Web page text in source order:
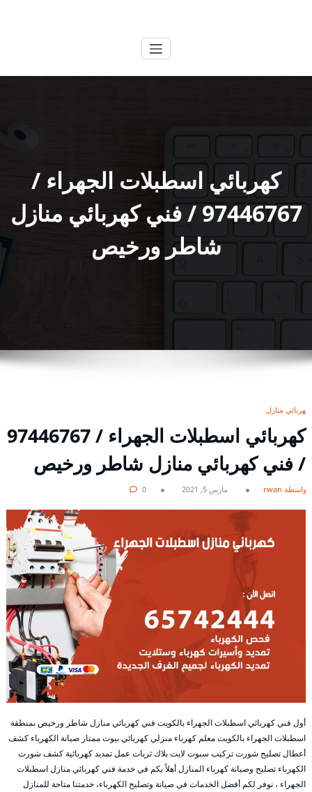
كهربائي اسطبلات الجهراء /
97446767 / فني كهربائي منازل
شاطر ورخيص
كهربائي منازل
كهربائي اسطبلات الجهراء / 97446767
/ فني كهربائي منازل شاطر ورخيص
بواسطة rwan مارس 5, 2021 0
أول فني كهربائي اسطبلات الجهراء بالكويت فني كهربائي منازل شاطر ورخيص بمنطقة
اسطبلات الجهراء بالكويت معلم كهرباء منزلي كهربائي بيوت ممتاز صيانة الكهرباء كشف
أعطال تصليح شورت تركيب سبوت لايت بلاك ثريات عمل تمديد كهربائية كشف شورت
الكهرباء تصليح وصيانة كهرباء المنازل أهلاً بكم في خدمة فني كهربائي منازل اسطبلات
الجهراء ، نوفر لكم أفضل الخدمات في صيانة وتصليح الكهرباء، خدمتنا متاحة للمنازل